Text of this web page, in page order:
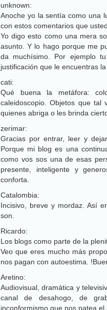
unknown:
Anoche yo la sentía como una
con estos comentarios que
Yo digo esto como una mera
asunto. Y lo hago porque me
da muchísimo. Por ejemplo
justificación que le encuentras
cati:
Qué buena la metáfora:
caleidoscopio. Objetos que tal
quienes abriga o les brinda
zerimar:
Gracias por entrar, leer y
Porque mi blog es una
como vos sos una de esas
presente, inteligente y
conforta.
Catalombia:
Incisivo, breve y mordaz. Así
son.
Ricardo:
Los blogs como parte de la
Veo que eres mucho más
nos pagan con autoestima.
Aretino:
Audiovisual, dramática y
canal de desahogo, de
inconformismo que nos patea el